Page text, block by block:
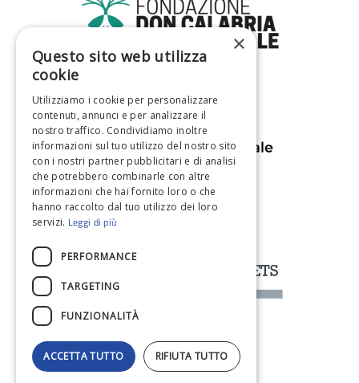
×
Questo sito web utilizza
cookie
Utilizziamo i cookie per personalizzare
contenuti, annunci e per analizzare il
nostro traffico. Condividiamo inoltre
informazioni sul tuo utilizzo del nostro sito
con i nostri partner pubblicitari e di analisi
che potrebbero combinarle con altre
informazioni che hai fornito loro o che
hanno raccolto dal tuo utilizzo dei loro
servizi. Leggi di più
PERFORMANCE
TARGETING
FUNZIONALITÀ
ACCETTA TUTTO RIFIUTA TUTTO